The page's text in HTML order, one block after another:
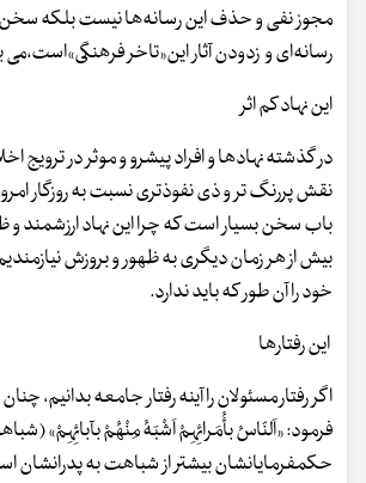
مجوز نفی و حذف این رسانه‌ها نیست بلکه
رسانه‌ای و زدودن آثار این«تاخر
این نهاد کم اثر
در گذشته نهادها و افراد پیشرو و موثر در ترویج
نقش پررنگ تر و ذی نفوذتری نسبت به روزگار
باب سخن بسیار است که چرا این نهاد ارزشمند و
بیش از هر زمان دیگری به ظهور و بروزش
خود را آن طور که باید ندارد.
این رفتارها
اگر رفتار مسئولان را آینه رفتار جامعه بدانیم،
فرمود: «اَلنّاسُ بأُمَرائِهِمْ اَشْبَهُ مِنْهُمْ بآبائِهِمْ»
حکمفرمایانشان بیشتر از شباهت به پدرانشان